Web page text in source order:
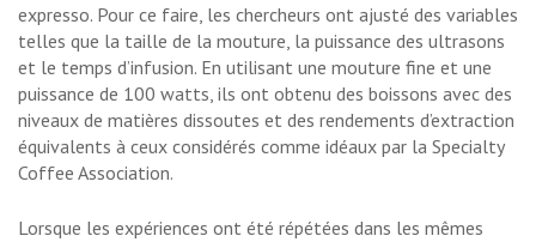
expresso. Pour ce faire, les chercheurs ont ajusté des variables
telles que la taille de la mouture, la puissance des ultrasons
et le temps d’infusion. En utilisant une mouture fine et une
puissance de 100 watts, ils ont obtenu des boissons avec des
niveaux de matières dissoutes et des rendements d’extraction
équivalents à ceux considérés comme idéaux par la Specialty
Coffee Association.
Lorsque les expériences ont été répétées dans les mêmes